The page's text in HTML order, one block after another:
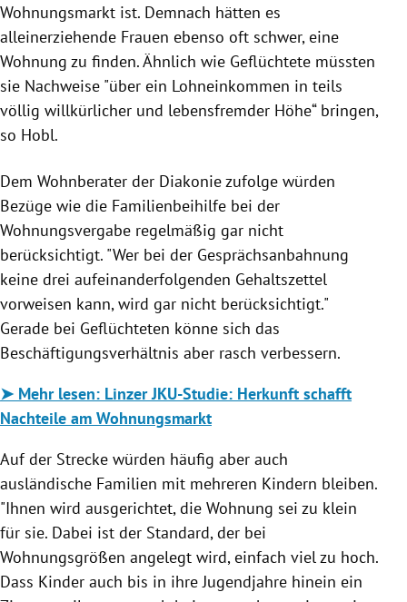
Wohnungsmarkt ist. Demnach hätten es
alleinerziehende Frauen ebenso oft schwer, eine
Wohnung zu finden. Ähnlich wie Geflüchtete müssten
sie Nachweise "über ein Lohneinkommen in teils
völlig willkürlicher und lebensfremder Höhe“ bringen,
so Hobl.
Dem Wohnberater der Diakonie zufolge würden
Bezüge wie die Familienbeihilfe bei der
Wohnungsvergabe regelmäßig gar nicht
berücksichtigt. "Wer bei der Gesprächsanbahnung
keine drei aufeinanderfolgenden Gehaltszettel
vorweisen kann, wird gar nicht berücksichtigt."
Gerade bei Geflüchteten könne sich das
Beschäftigungsverhältnis aber rasch verbessern.
➤ Mehr lesen: Linzer JKU-Studie: Herkunft schafft
Nachteile am Wohnungsmarkt
Auf der Strecke würden häufig aber auch
ausländische Familien mit mehreren Kindern bleiben.
"Ihnen wird ausgerichtet, die Wohnung sei zu klein
für sie. Dabei ist der Standard, der bei
Wohnungsgrößen angelegt wird, einfach viel zu hoch.
Dass Kinder auch bis in ihre Jugendjahre hinein ein